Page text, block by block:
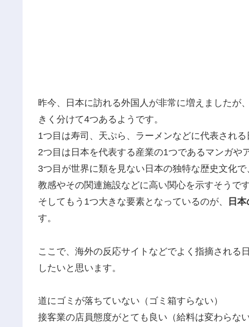
昨今、日本に訪れる外国人が非常に増えましたが
きく分けて4つあるようです。
1つ目は寿司、天ぷら、ラーメンなどに代表される
2つ目は日本を代表する産業の1つであるマンガや
3つ目が世界に類を見ない日本の独特な歴史文化
教感やその関連施設などに高い関心を示すそうです
そしてもう1つ大きな要素となっているのが、
日
す。
ここで、海外の反応サイトなどでよく指摘される
したいと思います。
道にゴミが落ちていない（ゴミ箱すらない）
接客業の店員態度がとても良い（給料は変わらない